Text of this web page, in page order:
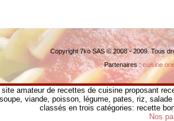
Copyright 7ko SAS © 2008 - 2009. Tous
Partenaires :cuisine
amateur de recettes de cuisine proposant
viande, poisson, légume, pates, riz,
classés en trois catégories: recette
Nos